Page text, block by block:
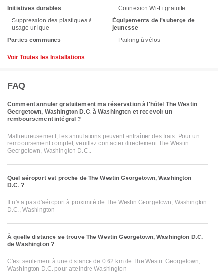
Initiatives durables
Suppression des plastiques à
usage unique
Parties communes
Connexion Wi-Fi gratuite
Équipements de l'auberge de
jeunesse
Parking à vélos
Voir Toutes les Installations
FAQ
Comment annuler gratuitement ma réservation à l'hôtel The Westin
Georgetown, Washington D.C. à Washington et recevoir un
remboursement intégral ?
Malheureusement, les annulations peuvent entraîner des frais. Pour un
remboursement complet, veuillez contacter directement The Westin
Georgetown, Washington D.C..
Quel aéroport est proche de The Westin Georgetown, Washington
D.C. ?
Il n'y a pas d'aéroport à proximité de The Westin Georgetown, Washington
D.C., Washington
À quelle distance se trouve The Westin Georgetown, Washington D.C.
de Washington ?
C'est seulement à une distance de 0.62 km de The Westin Georgetown,
Washington D.C. pour atteindre Washington